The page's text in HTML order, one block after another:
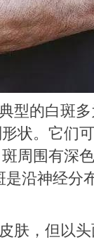
的白斑多
状。它们
周围有深
沿神经分
，但以头